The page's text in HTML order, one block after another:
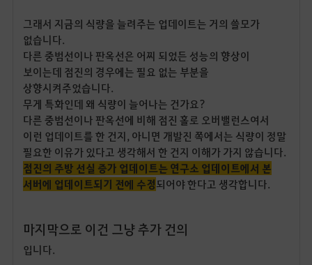
그래서 지금의 식량을 늘려주는 업데이트는 거의 쓸모가
없습니다.
다른 중범선이나 판옥선은 어찌 되었든 성능의 향상이
보이는데 점진의 경우에는 필요 없는 부분을
상향시켜주었습니다.
무게 특화인데 왜 식량이 늘어나는 건가요?
다른 중범선이나 판옥선에 비해 점진 홀로 오버밸런스여서
이런 업데이트를 한 건지, 아니면 개발진 쪽에서는 식량이 정말
필요한 이유가 있다고 생각해서 한 건지 이해가 가지 않습니다.
점진의 주방 선실 증가 업데이트는 연구소 업데이트에서 본
서버에 업데이트되기 전에 수정되어야 한다고 생각합니다.
마지막으로 이건 그냥 추가 건의
입니다.